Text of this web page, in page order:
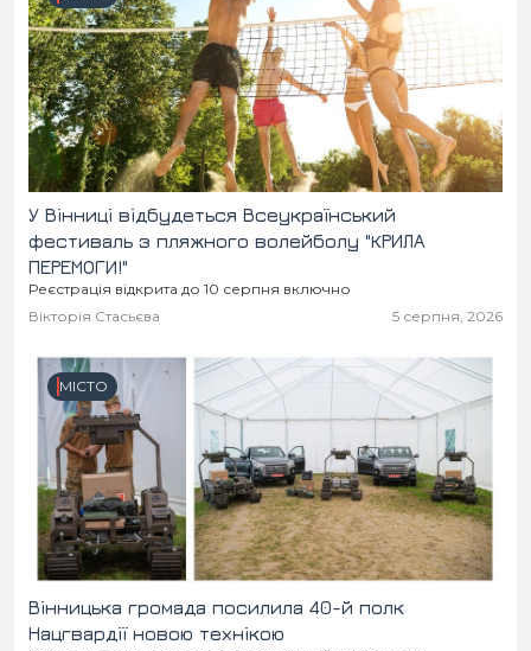
У Вінниці відбудеться Всеукраїнський
фестиваль з пляжного волейболу "КРИЛА
ПЕРЕМОГИ!"
Реєстрація відкрита до 10 серпня включно
Вікторія Стасьєва
5 серпня, 2026
МІСТО
Вінницька громада посилила 40-й полк
Нацгвардії новою технікою